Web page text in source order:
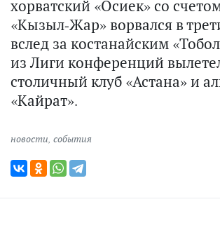
хорватский «Осиек» со
«Кызыл-Жар» ворвался в
вслед за костанайским
из Лиги конференций
столичный клуб «Астана» и
«Кайрат».
новости, события